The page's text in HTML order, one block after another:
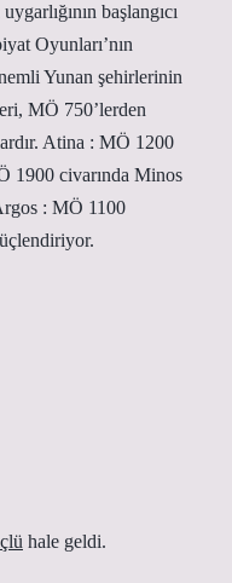
başlangıcı
Oyunları’nın
Yunan şehirlerinin
MÖ 750’lerden
Atina : MÖ 1200
1900 civarında Minos
: MÖ 1100
hale geldi.